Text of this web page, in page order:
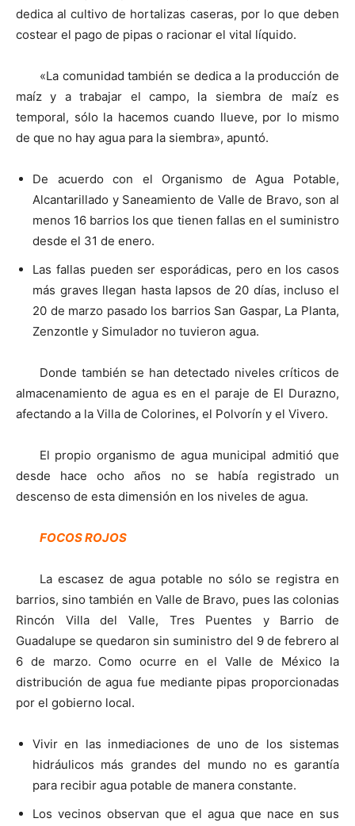
dedica al cultivo de hortalizas caseras, por lo que deben
costear el pago de pipas o racionar el vital líquido.
«La comunidad también se dedica a la producción de
maíz y a trabajar el campo, la siembra de maíz es
temporal, sólo la hacemos cuando llueve, por lo mismo
de que no hay agua para la siembra», apuntó.
De acuerdo con el Organismo de Agua Potable,
Alcantarillado y Saneamiento de Valle de Bravo, son al
menos 16 barrios los que tienen fallas en el suministro
desde el 31 de enero.
Las fallas pueden ser esporádicas, pero en los casos
más graves llegan hasta lapsos de 20 días, incluso el
20 de marzo pasado los barrios San Gaspar, La Planta,
Zenzontle y Simulador no tuvieron agua.
Donde también se han detectado niveles críticos de
almacenamiento de agua es en el paraje de El Durazno,
afectando a la Villa de Colorines, el Polvorín y el Vivero.
El propio organismo de agua municipal admitió que
desde hace ocho años no se había registrado un
descenso de esta dimensión en los niveles de agua.
FOCOS ROJOS
La escasez de agua potable no sólo se registra en
barrios, sino también en Valle de Bravo, pues las colonias
Rincón Villa del Valle, Tres Puentes y Barrio de
Guadalupe se quedaron sin suministro del 9 de febrero al
6 de marzo. Como ocurre en el Valle de México la
distribución de agua fue mediante pipas proporcionadas
por el gobierno local.
Vivir en las inmediaciones de uno de los sistemas
hidráulicos más grandes del mundo no es garantía
para recibir agua potable de manera constante.
Los vecinos observan que el agua que nace en sus